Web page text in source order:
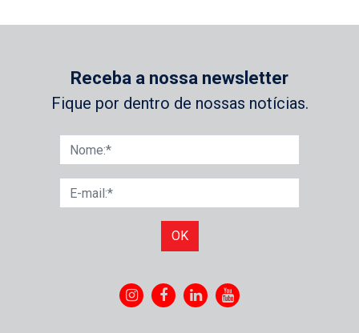
Receba a nossa newsletter
Fique por dentro de nossas notícias.
OK